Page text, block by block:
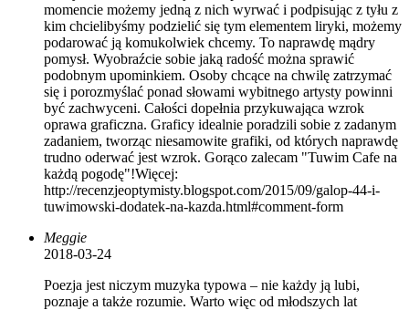
momencie możemy jedną z nich wyrwać i podpisując z tyłu z
kim chcielibyśmy podzielić się tym elementem liryki, możemy
podarować ją komukolwiek chcemy. To naprawdę mądry
pomysł. Wyobraźcie sobie jaką radość można sprawić
podobnym upominkiem. Osoby chcące na chwilę zatrzymać
się i porozmyślać ponad słowami wybitnego artysty powinni
być zachwyceni. Całości dopełnia przykuwająca wzrok
oprawa graficzna. Graficy idealnie poradzili sobie z zadanym
zadaniem, tworząc niesamowite grafiki, od których naprawdę
trudno oderwać jest wzrok. Gorąco zalecam "Tuwim Cafe na
każdą pogodę"!Więcej:
http://recenzjeoptymisty.blogspot.com/2015/09/galop-44-i-
tuwimowski-dodatek-na-kazda.html#comment-form
Meggie
2018-03-24
Poezja jest niczym muzyka typowa – nie każdy ją lubi,
poznaje a także rozumie. Warto więc od młodszych lat